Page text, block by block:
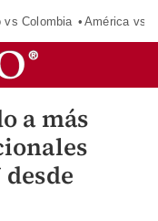
vs Colombia América vs
a más